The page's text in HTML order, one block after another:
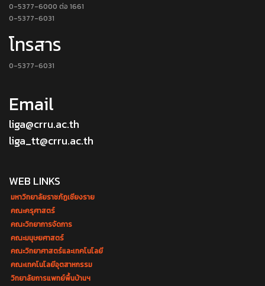
0-5377-6000 ต่อ 1661
0-5377-6031
โทรสาร
0-5377-6031
Email
liga@crru.ac.th
liga_tt@crru.ac.th
WEB LINKS
มหาวิทยาลัยราชภัฏเชียงราย
คณะครุศาสตร์
คณะวิทยาการจัดการ
คณะมนุษยศาสตร์
คณะวิทยาศาสตร์และเทคโนโลยี
คณะเทคโนโลยีอุตสาหกรรม
วิทยาลัยการแพทย์พื้นบ้านฯ